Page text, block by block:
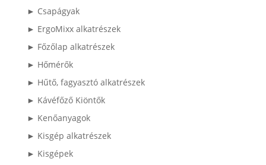
► Csapágyak
► ErgoMixx alkatrészek
► Főzőlap alkatrészek
► Hőmérők
► Hűtő, fagyasztó alkatrészek
► Kávéfőző Kiöntők
► Kenőanyagok
► Kisgép alkatrészek
► Kisgépek